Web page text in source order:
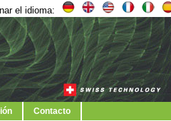
el idioma:
Contacto